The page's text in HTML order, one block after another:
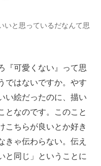
いと思っているだなんて思
『可愛くない』って思
ではないですか。やす
い絵だったのに、描い
となのです。このこと
こちらが良いとか好き
きゃ伝わらない。伝え
と同じ」ということに